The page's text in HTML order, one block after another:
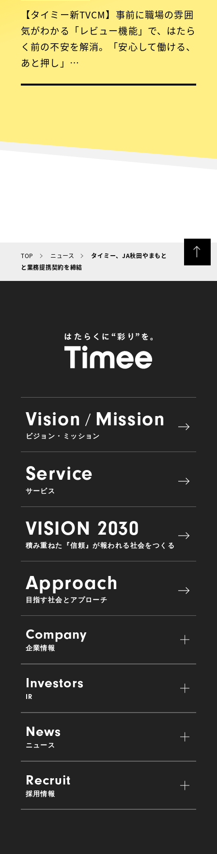
【タイミー新TVCM】事前に職場の雰囲
気がわかる「レビュー機能」で、はたら
く前の不安を解消。「安心して働ける、
あと押し」…
TOP ニュース
タイミー、JA秋田やまもと
と業務提携契約を締結
Vision / Mission
ビジョン・ミッション
Service
サービス
VISION 2030
積み重ねた『信頼』が報われる社会をつくる
Approach
目指す社会とアプローチ
Company
企業情報
Investors
IR
News
ニュース
Recruit
採用情報